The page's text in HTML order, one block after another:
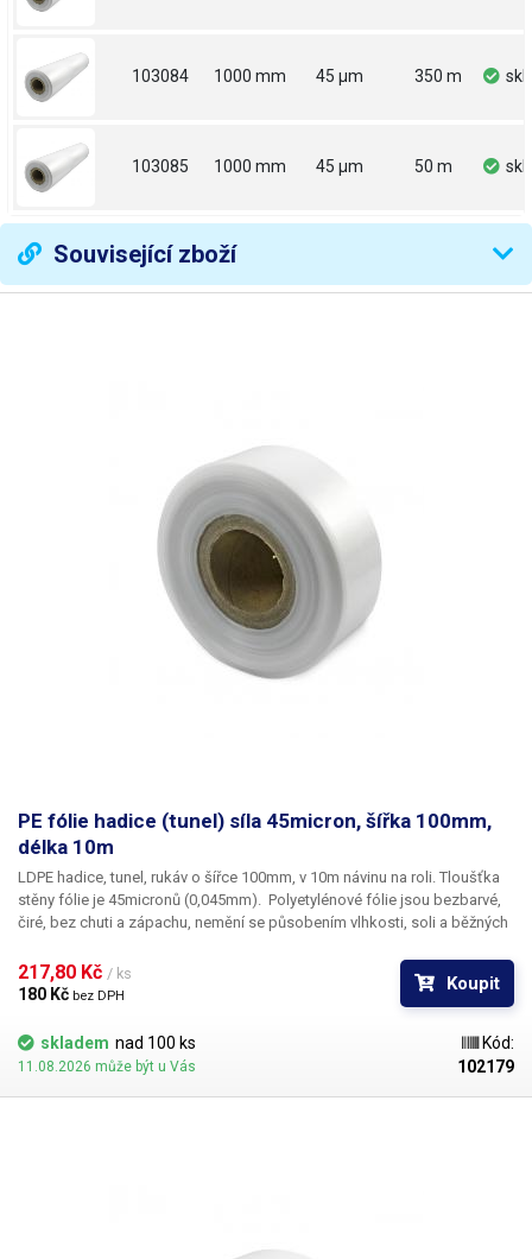
103084 1000 mm 45 µm 350 m
103085 1000 mm 45 µm 50 m
Související zboží
PE fólie hadice (tunel) síla 45micron, šířka 100mm,
délka 10m
LDPE hadice, tunel, rukáv o šířce 100mm, v 10m návinu na roli. Tloušťka
stěny fólie je 45micronů (0,045mm). ​Polyetylénové fólie jsou bezbarvé,
čiré, bez chuti a zápachu, nemění se působením vlhkosti, soli a běžných
odolné proti mrazu a vlhkosti. Fólie je vhodná pro výrobu pytlů, sáčků a
obalů jakéhokoliv zboží. PE fólie jsou zdravotně nezávadné, 100%
recyklovatelné a jsou vhodné i pro balení potravin (certifikát k
dispozici). Jako obalový prostředek splňují požadavky zákona č.
477/2001 Sb. (zákon o obalech). Ideální pro svařování všemi impulsními
svářečkami z naší nabídky. Cena je za roli 10 metrů. Materiál: LD-PE (Low
Density Polyethylen) Tloušťka materiálu: 45micron (0,045mm)*2 Šířka:
217,80 Kč / ks
180 Kč bez DPH
Koupit
skladem nad 100 ks
11.08.2026 může být u Vás
Kód:
102179